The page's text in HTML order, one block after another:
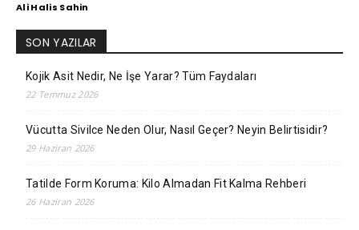
Ali Halis Sahin
SON YAZILAR
Kojik Asit Nedir, Ne İşe Yarar? Tüm Faydaları
22 Temmuz 2026
Vücutta Sivilce Neden Olur, Nasıl Geçer? Neyin Belirtisidir?
29 Haziran 2026
Tatilde Form Koruma: Kilo Almadan Fit Kalma Rehberi
26 Haziran 2026